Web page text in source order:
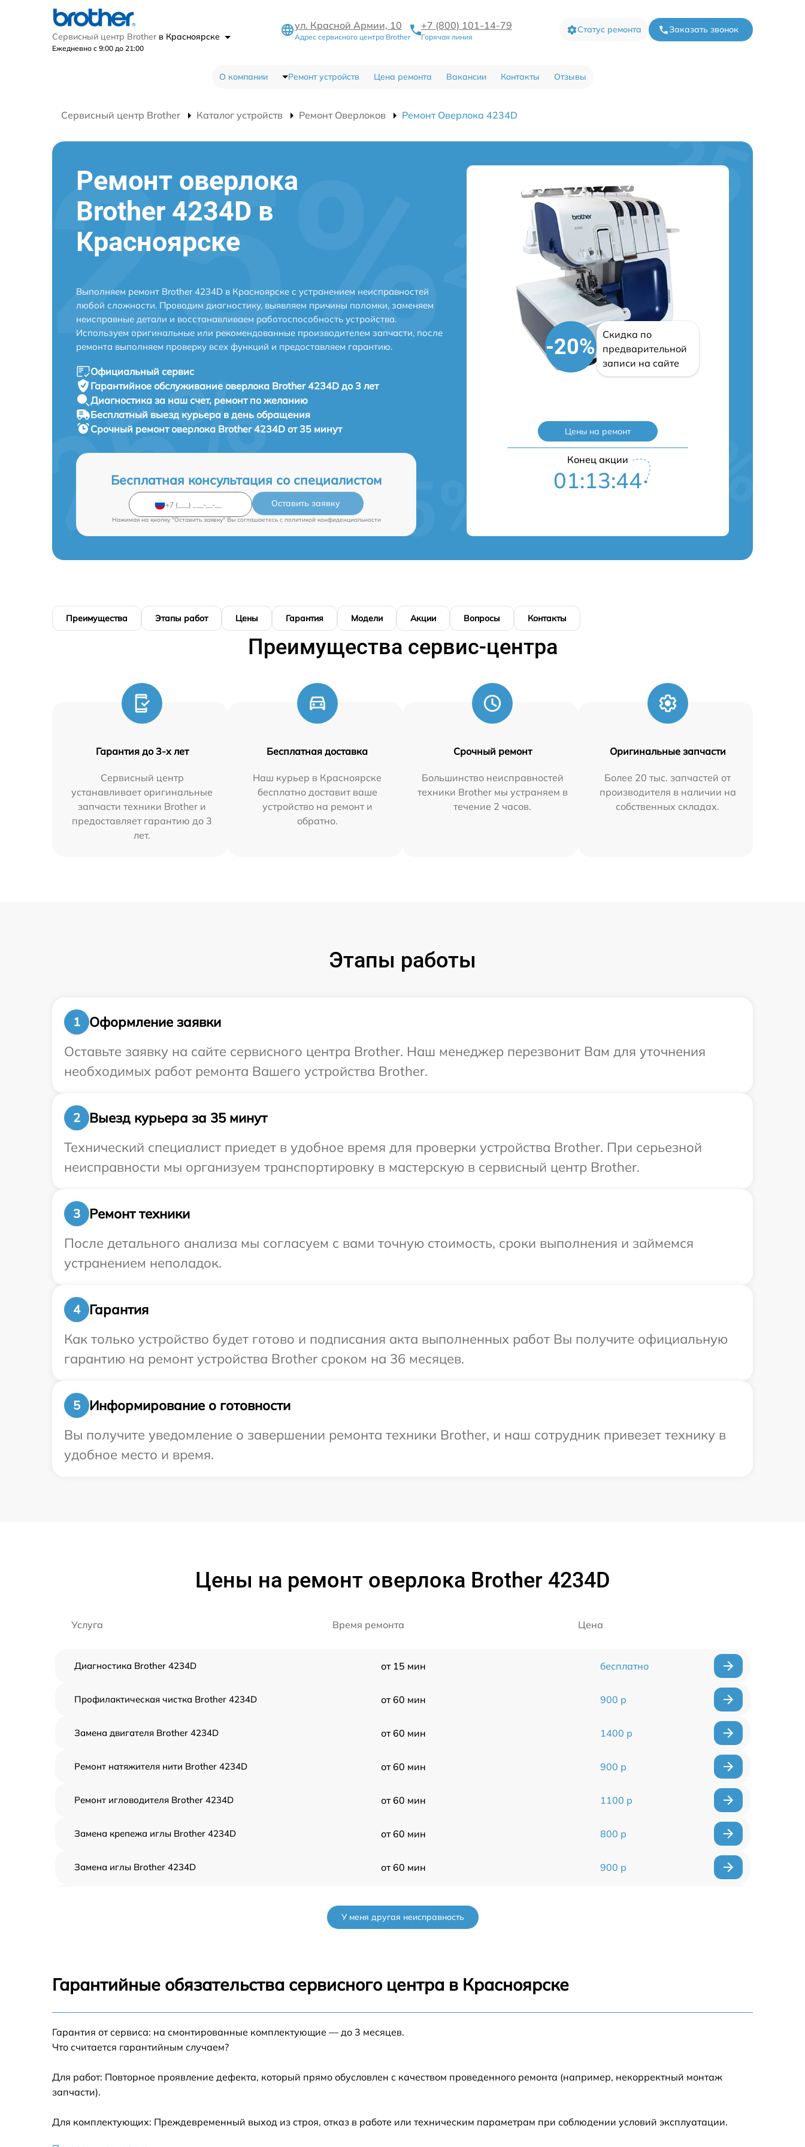
Сервисный центр Brother в Красноярске
Ежедневно с 9:00 до 21:00
ул. Красной Армии, 10
Адрес сервисного центра Brother
+7 (800) 101-14-79
Горячая линия
Статус ремонта Заказать звонок
О компании Ремонт устройств Цена ремонта Вакансии Контакты Отзывы
Сервисный центр Brother Каталог устройств Ремонт Оверлоков Ремонт Оверлока 4234D
Ремонт оверлока
Brother 4234D в
Красноярске
Выполняем ремонт Brother 4234D в Красноярске с устранением неисправностей
любой сложности. Проводим диагностику, выявляем причины поломки, заменяем
неисправные детали и восстанавливаем работоспособность устройства.
Используем оригинальные или рекомендованные производителем запчасти, после
ремонта выполняем проверку всех функций и предоставляем гарантию.
Официальный сервис
Гарантийное обслуживание оверлока Brother 4234D до 3 лет
Диагностика за наш счет, ремонт по желанию
Бесплатный выезд курьера в день обращения
Срочный ремонтоверлока Brother 4234D от 35 минут
Бесплатная консультация со специалистом
Оставить заявку
Нажимая на кнопку "Оставить заявку" Вы соглашаетесь c политикой конфиденциальности
-20%
Скидка по
предварительной
записи на сайте
Цены на ремонт
Конец акции
01:13:43
Преимущества Этапы работ Цены Гарантия Модели Акции Вопросы Контакты
Преимущества сервис-центра
Гарантия до 3-х лет
Сервисный центр
устанавливает оригинальные
запчасти техники Brother и
предоставляет гарантию до 3
лет.
Бесплатная доставка
Наш курьер в Красноярске
бесплатно доставит ваше
устройство на ремонт и
обратно.
Срочный ремонт
Большинство неисправностей
техники Brother мы устраняем в
течение 2 часов.
Оригинальные запчасти
Более 20 тыс. запчастей от
производителя в наличии на
собственных складах.
Этапы работы
1
Оформление заявки
Оставьте заявку на сайте сервисного центра Brother. Наш менеджер перезвонит Вам для уточнения
необходимых работ ремонта Вашего устройства Brother.
2
Выезд курьера за 35 минут
Технический специалист приедет в удобное время для проверки устройства Brother. При серьезной
неисправности мы организуем транспортировку в мастерскую в сервисный центр Brother.
3
Ремонт техники
После детального анализа мы согласуем с вами точную стоимость, сроки выполнения и займемся
устранением неполадок.
4
Гарантия
Как только устройство будет готово и подписания акта выполненных работ Вы получите официальную
гарантию на ремонт устройства Brother сроком на 36 месяцев.
5
Информирование о готовности
Вы получите уведомление о завершении ремонта техники Brother, и наш сотрудник привезет технику в
удобное место и время.
Цены на ремонт оверлока Brother 4234D
Услуга Время ремонта Цена
Диагностика Brother 4234D от 15 мин бесплатно
Профилактическая чистка Brother 4234D от 60 мин 900 р
Замена двигателя Brother 4234D от 60 мин 1400 р
Ремонт натяжителя нити Brother 4234D от 60 мин 900 р
Ремонт игловодителя Brother 4234D от 60 мин 1100 р
Замена крепежа иглы Brother 4234D от 60 мин 800 р
Замена иглы Brother 4234D от 60 мин 900 р
У меня другая неисправность
Гарантийные обязательства сервисного центра в Красноярске
Гарантия от сервиса: на смонтированные комплектующие — до 3 месяцев.
Что считается гарантийным случаем?
Для работ: Повторное проявление дефекта, который прямо обусловлен с качеством проведенного ремонта (например, некорректный монтаж
запчасти).
Для комплектующих: Преждевременный выход из строя, отказ в работе или техническим параметрам при соблюдении условий эксплуатации.